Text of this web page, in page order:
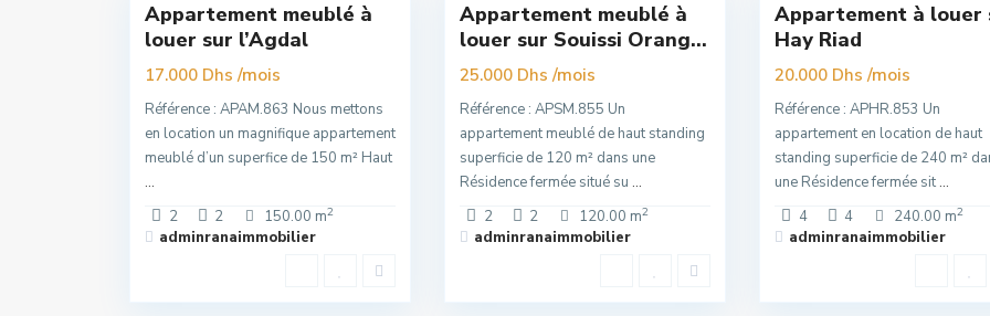
Appartement meublé à
louer sur l’Agdal
17.000 Dhs/mois
Référence : APAM.863 Nous mettons
en location un magnifique appartement
meublé d’un superfice de 150 m² Haut
...
2
2 150.00 m2
adminranaimmobilier
Appartement meublé à
louer sur Souissi Orang...
25.000 Dhs/mois
Référence : APSM.855 Un
appartement meublé de haut standing
superficie de 120 m² dans une
Résidence fermée situé su ...
2
2 120.00 m2
adminranaimmobilier
Appartement à louer
Hay Riad
20.000 Dhs/mois
Référence : APHR.853 Un
appartement en location de haut
standing superficie de 240 m²
une Résidence fermée sit...
4
4 240.00 m2
adminranaimmobilier